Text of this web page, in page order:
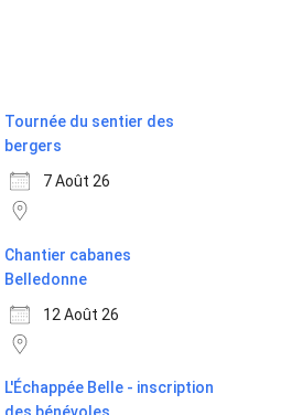
Tournée du sentier des
bergers
7 Août 26
Chantier cabanes
Belledonne
12 Août 26
L'Échappée Belle - inscription